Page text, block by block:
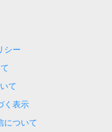
シー
て
く表示
について